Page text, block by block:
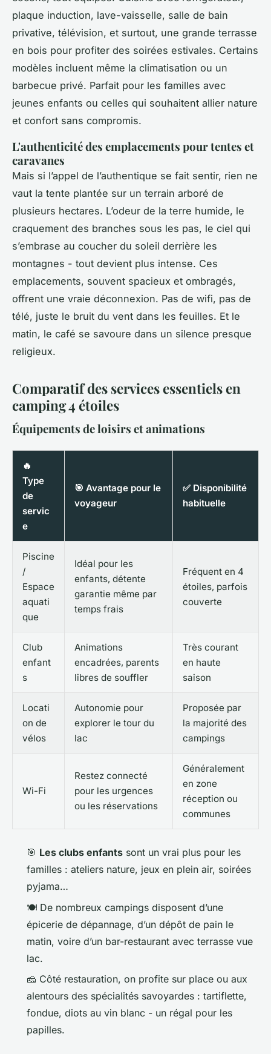
plaque induction, lave-vaisselle, salle de bain
privative, télévision, et surtout, une grande terrasse
en bois pour profiter des soirées estivales. Certains
modèles incluent même la climatisation ou un
barbecue privé. Parfait pour les familles avec
jeunes enfants ou celles qui souhaitent allier nature
et confort sans compromis.
L'authenticité des emplacements pour tentes et
caravanes
Mais si l’appel de l’authentique se fait sentir, rien ne
vaut la tente plantée sur un terrain arboré de
plusieurs hectares. L’odeur de la terre humide, le
craquement des branches sous les pas, le ciel qui
s’embrase au coucher du soleil derrière les
montagnes - tout devient plus intense. Ces
emplacements, souvent spacieux et ombragés,
offrent une vraie déconnexion. Pas de wifi, pas de
télé, juste le bruit du vent dans les feuilles. Et le
matin, le café se savoure dans un silence presque
religieux.
Comparatif des services essentiels en
camping 4 étoiles
Équipements de loisirs et animations
🔥
Type
de
servic
e
🎯 Avantage pour le
voyageur
✅ Disponibilité
habituelle
Piscine
/
Espace
aquati
que
Idéal pour les
enfants, détente
garantie même par
temps frais
Fréquent en 4
étoiles, parfois
couverte
Club
enfant
s
Animations
encadrées, parents
libres de souffler
Très courant
en haute
saison
Locati
on de
vélos
Autonomie pour
explorer le tour du
lac
Proposée par
la majorité des
campings
Wi-Fi
Restez connecté
pour les urgences
ou les réservations
Généralement
en zone
réception ou
communes
🎯 Les clubs enfants sont un vrai plus pour les
familles : ateliers nature, jeux en plein air, soirées
pyjama…
🍽️ De nombreux campings disposent d’une
épicerie de dépannage, d’un dépôt de pain le
matin, voire d’un bar-restaurant avec terrasse vue
lac.
🧀 Côté restauration, on profite sur place ou aux
alentours des spécialités savoyardes : tartiflette,
fondue, diots au vin blanc - un régal pour les
papilles.